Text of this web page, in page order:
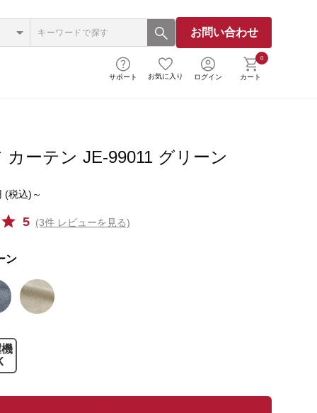
お問い合わせ
サポート お気に入り ログイン
0
カート
カーテン JE-99011 グリーン
(税込)～
5 (3件 レビューを見る)
ン